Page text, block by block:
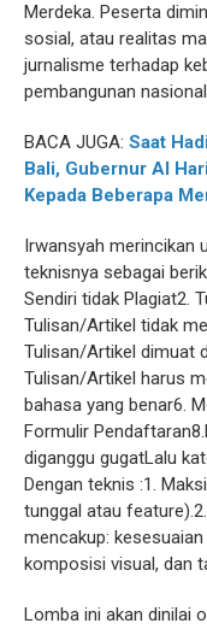
Merdeka. Peserta
sosial, atau realitas
jurnalisme terhadap
pembangunan
BACA JUGA: Saat
Bali, Gubernur Al
Kepada Beberapa
Irwansyah merincikan
teknisnya sebagai
Sendiri tidak Plagiat2.
Tulisan/Artikel tidak
Tulisan/Artikel dimuat
Tulisan/Artikel harus
bahasa yang benar6.
Formulir
diganggu gugatLalu
Dengan teknis :1.
tunggal atau
mencakup:
komposisi visual, dan
Lomba ini akan dinilai